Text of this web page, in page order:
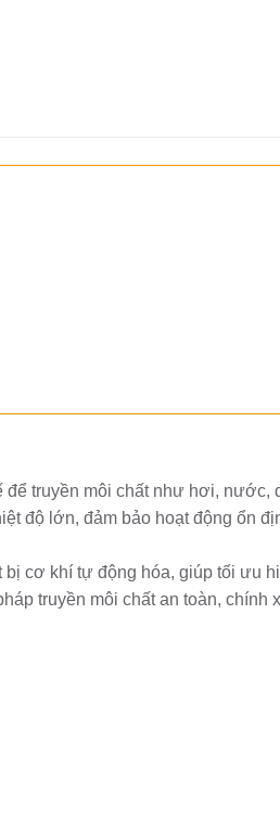
truyền môi chất như hơi, nước,
độ lớn, đảm bảo hoạt động ổn
cơ khí tự động hóa, giúp tối ưu
truyền môi chất an toàn, chính